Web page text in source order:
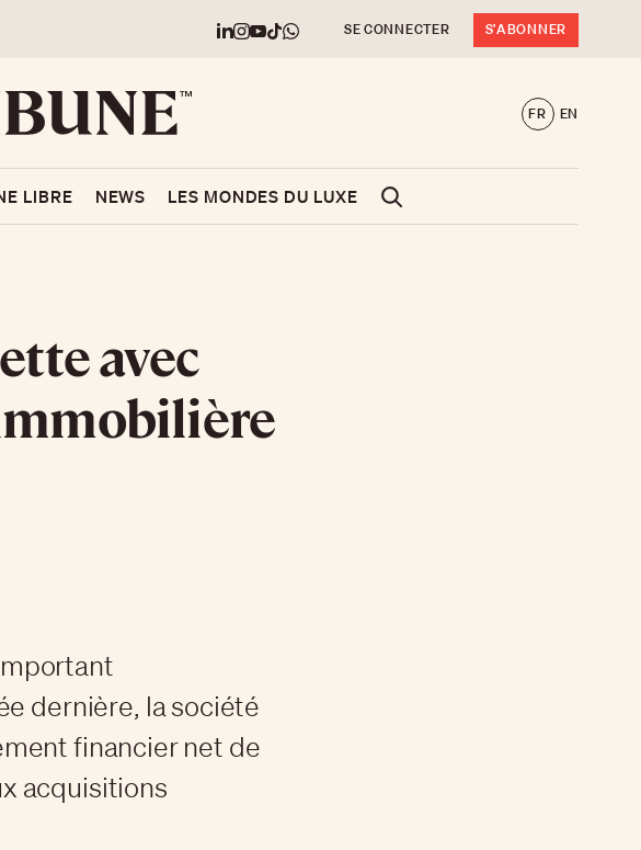
SE CONNECTER S'ABONNER
FR EN
LIBRE NEWS LES MONDES DU LUXE
avec
dernière, la société
financier net de
acquisitions